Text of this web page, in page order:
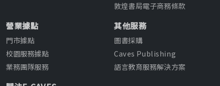
敦煌書局電子商務條款
營業據點
門市據點
校園服務據點
業務團隊服務
其他服務
圖書採購
Caves Publishing
語言教育服務解決方案